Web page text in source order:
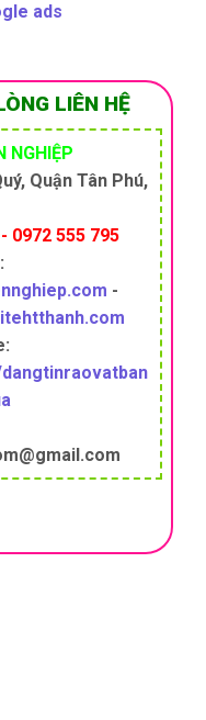
ads
LIÊN HỆ
NGHIỆP
Quận Tân Phú,
0972 555 795
-